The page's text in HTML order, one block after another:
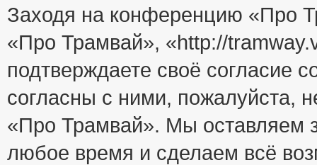
Заходя на конференцию «Про
«Про Трамвай», «http://
подтверждаете своё
согласны с ними, пожалуйста,
«Про Трамвай». Мы оставляем
любое время и сделаем всё